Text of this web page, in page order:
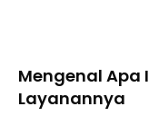
Mengenal Apa
Layanannya